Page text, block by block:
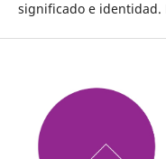
significado e identidad.